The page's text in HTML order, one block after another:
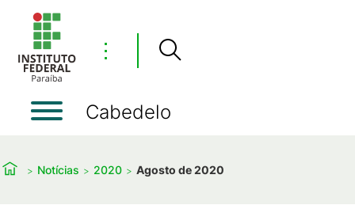
⋮
Cabedelo
Notícias 2020 Agosto de 2020